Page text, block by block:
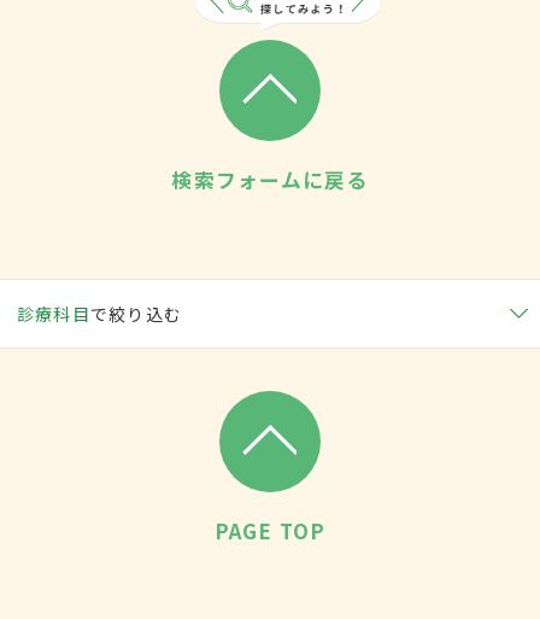
検索フォームに戻る
診療科目で絞り込む
PAGE TOP